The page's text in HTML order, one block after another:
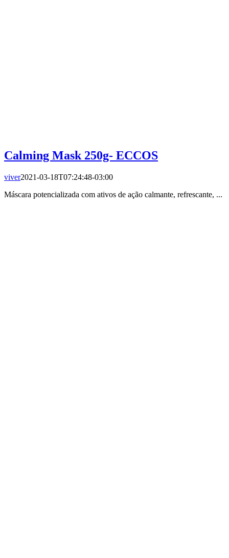
Calming Mask 250g- ECCOS
viver2021-03-18T07:24:48-03:00
Máscara potencializada com ativos de ação calmante, refrescante, ...